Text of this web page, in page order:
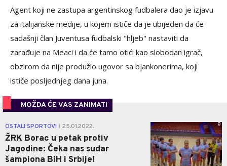
Agent koji ne zastupa argentinskog fudbalera dao je izjavu
za italijanske medije, u kojem ističe da je ubijeđen da će
sadašnji član Juventusa fudbalski "hljeb" nastaviti da
zarađuje na Meaci i da će tamo otići kao slobodan igrač,
obzirom da nije produžio ugovor sa bjankonerima, koji
ističe posljednjeg dana juna.
MOŽDA ĆE VAS ZANIMATI
OSTALI SPORTOVI 25.01.2022.
ŽRK Borac u petak protiv
Jagodine: Čeka nas sudar
šampiona BiH i Srbije!
0